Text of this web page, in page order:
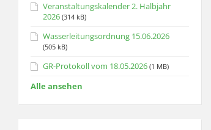
Veranstaltungskalender 2. Halbjahr
2026 (314 kB)
Wasserleitungsordnung 15.06.2026
(505 kB)
GR-Protokoll vom 18.05.2026 (1 MB)
Alle ansehen